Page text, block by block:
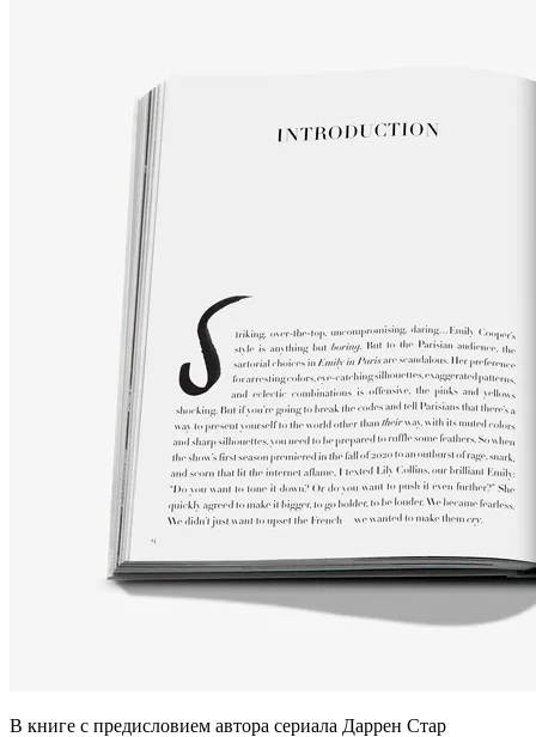
В книге с предисловием автора сериала Даррен Стар